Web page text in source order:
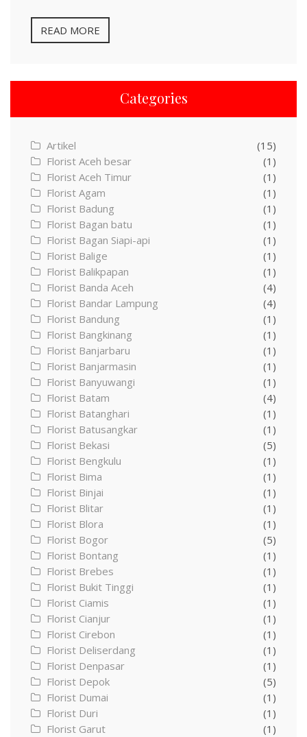
READ MORE
Categories
Artikel
(15)
Florist Aceh besar
(1)
Florist Aceh Timur
(1)
Florist Agam
(1)
Florist Badung
(1)
Florist Bagan batu
(1)
Florist Bagan Siapi-api
(1)
Florist Balige
(1)
Florist Balikpapan
(1)
Florist Banda Aceh
(4)
Florist Bandar Lampung
(4)
Florist Bandung
(1)
Florist Bangkinang
(1)
Florist Banjarbaru
(1)
Florist Banjarmasin
(1)
Florist Banyuwangi
(1)
Florist Batam
(4)
Florist Batanghari
(1)
Florist Batusangkar
(1)
Florist Bekasi
(5)
Florist Bengkulu
(1)
Florist Bima
(1)
Florist Binjai
(1)
Florist Blitar
(1)
Florist Blora
(1)
Florist Bogor
(5)
Florist Bontang
(1)
Florist Brebes
(1)
Florist Bukit Tinggi
(1)
Florist Ciamis
(1)
Florist Cianjur
(1)
Florist Cirebon
(1)
Florist Deliserdang
(1)
Florist Denpasar
(1)
Florist Depok
(5)
Florist Dumai
(1)
Florist Duri
(1)
Florist Garut
(1)